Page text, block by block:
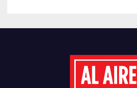
DE ÁRBOLES